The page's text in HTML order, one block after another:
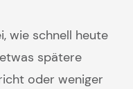
wie schnell heute
spätere
oder weniger